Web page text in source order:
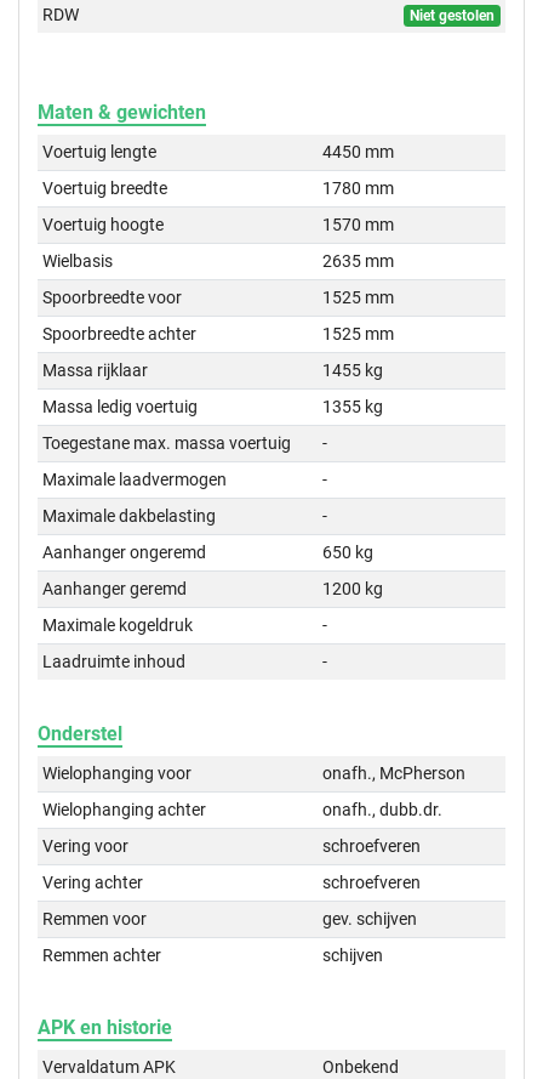
RDW Niet gestolen
Maten & gewichten
Voertuig lengte
4450 mm
Voertuig breedte
1780 mm
Voertuig hoogte
1570 mm
Wielbasis
2635 mm
Spoorbreedte voor
1525 mm
Spoorbreedte achter
1525 mm
Massa rijklaar
1455 kg
Massa ledig voertuig
1355 kg
Toegestane max. massa voertuig
-
Maximale laadvermogen
-
Maximale dakbelasting
-
Aanhanger ongeremd
650 kg
Aanhanger geremd
1200 kg
Maximale kogeldruk
-
Laadruimte inhoud
-
Onderstel
Wielophanging voor
onafh., McPherson
Wielophanging achter
onafh., dubb.dr.
Vering voor
schroefveren
Vering achter
schroefveren
Remmen voor
gev. schijven
Remmen achter
schijven
APK en historie
Vervaldatum APK
Onbekend